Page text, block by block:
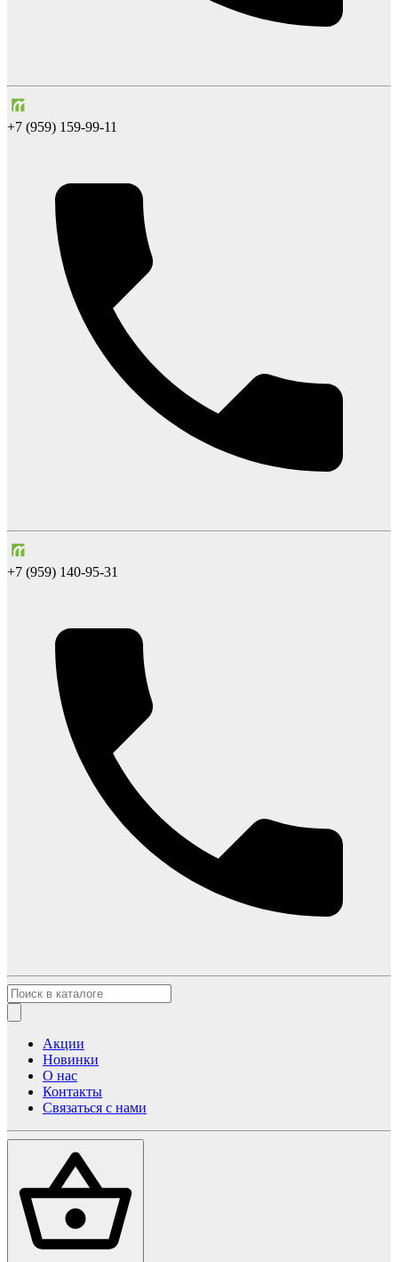
+7 (959) 159-99-11
+7 (959) 140-95-31
Акции
Новинки
О нас
Контакты
Связаться с нами